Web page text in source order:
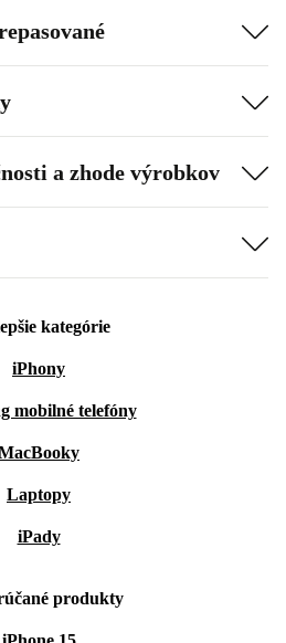
a zhode výrobkov
kategórie
iPhony
mobilné telefóny
Laptopy
iPady
produkty